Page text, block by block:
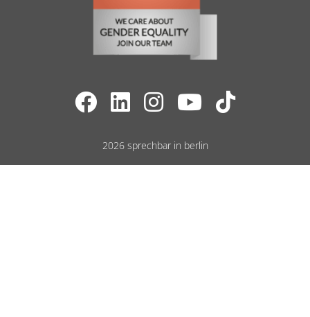
2026 sprechbar in berlin